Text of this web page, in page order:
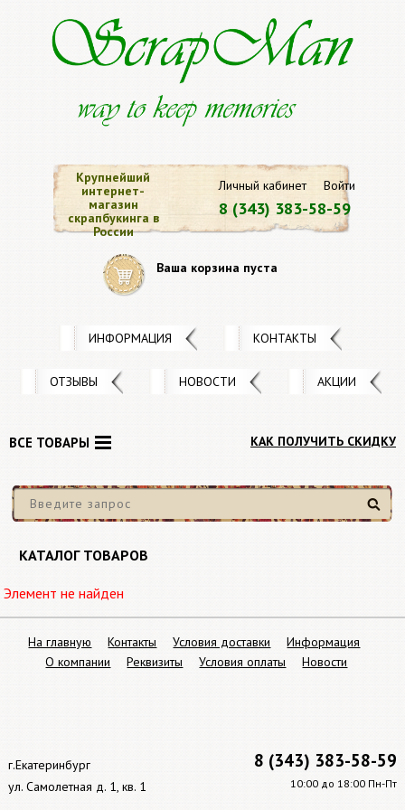
Личный кабинет Войти
8 (343) 383-58-59
Крупнейший
интернет-
магазин
скрапбукинга в
России
Ваша корзина пуста
ИНФОРМАЦИЯ КОНТАКТЫ
ОТЗЫВЫ НОВОСТИ АКЦИИ
КАК ПОЛУЧИТЬ СКИДКУ
Найти
ВСЕ ТОВАРЫ
КАТАЛОГ ТОВАРОВ
Элемент не найден
8 (343) 383-58-59
10:00 до 18:00 Пн-Пт
г.Екатеринбург
ул. Самолетная д. 1, кв. 1
На главную Контакты Условия доставки
Информация
О компании
Реквизиты Условия оплаты Новости